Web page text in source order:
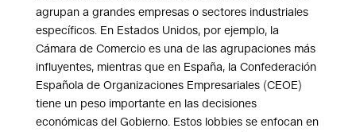
agrupan a grandes empresas o sectores industriales
específicos. En Estados Unidos, por ejemplo, la
Cámara de Comercio es una de las agrupaciones más
influyentes, mientras que en España, la Confederación
Española de Organizaciones Empresariales (CEOE)
tiene un peso importante en las decisiones
económicas del Gobierno. Estos lobbies se enfocan en